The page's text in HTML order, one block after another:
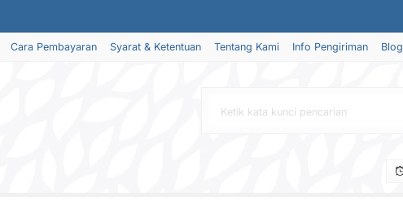
Cara Pembayaran Syarat & Ketentuan Tentang Kami Info Pengiriman Blog